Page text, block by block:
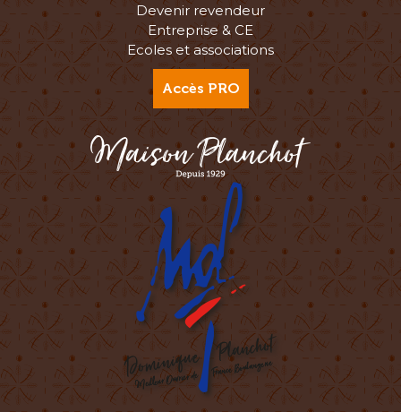
Devenir revendeur
Entreprise & CE
Ecoles et associations
Accès PRO